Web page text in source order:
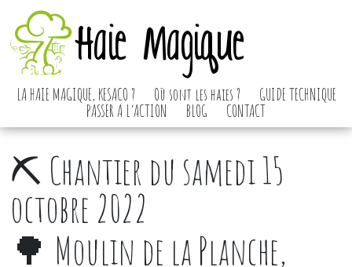
Haie Magique
LA HAIE MAGIQUE, KESACO ? Où sont les haies ?
GUIDE TECHNIQUE
PASSER A L’ACTION
BLOG CONTACT
⛏️ Chantier du samedi 15
octobre 2022
🌳 Moulin de la Planche,